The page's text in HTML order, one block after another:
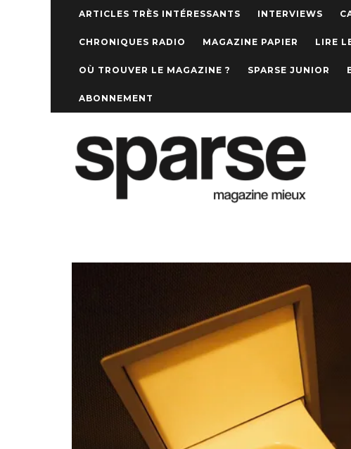
ARTICLES TRÈS INTÉRESSANTS INTERVIEWS
CHRONIQUES RADIO MAGAZINE PAPIER LIRE
OÙ TROUVER LE MAGAZINE ? SPARSE JUNIOR
ABONNEMENT